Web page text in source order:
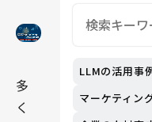
多
く
LLMの活用事
マーケティン